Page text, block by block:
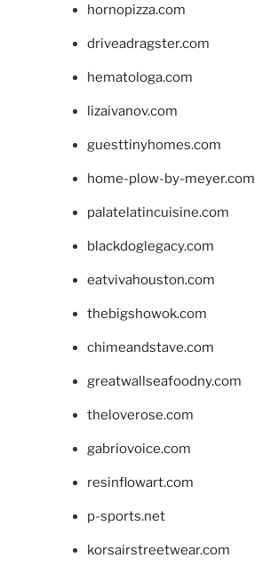
hornopizza.com
driveadragster.com
hematologa.com
lizaivanov.com
guesttinyhomes.com
home-plow-by-meyer.com
palatelatincuisine.com
blackdoglegacy.com
eatvivahouston.com
thebigshowok.com
chimeandstave.com
greatwallseafoodny.com
theloverose.com
gabriovoice.com
resinflowart.com
p-sports.net
korsairstreetwear.com